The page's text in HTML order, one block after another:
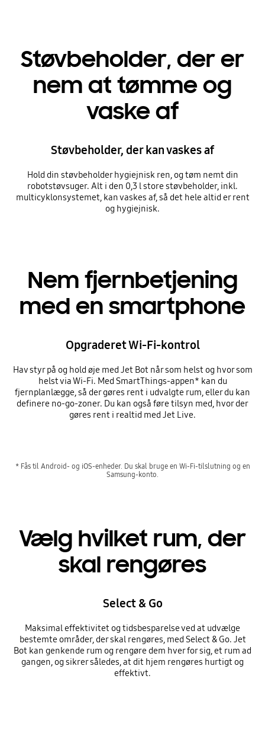
Støvbeholder, der er
nem at tømme og
vaske af
Støvbeholder, der kan vaskes af
Hold din støvbeholder hygiejnisk ren, og tøm nemt din
robotstøvsuger. Alt i den 0,3 l store støvbeholder, inkl.
multicyklonsystemet, kan vaskes af, så det hele altid er rent
og hygiejnisk.
Nem fjernbetjening
med en smartphone
Opgraderet Wi-Fi-kontrol
Hav styr på og hold øje med Jet Bot når som helst og hvor som
helst via Wi-Fi. Med SmartThings-appen* kan du
fjernplanlægge, så der gøres rent i udvalgte rum, eller du kan
definere no-go-zoner. Du kan også føre tilsyn med, hvor der
gøres rent i realtid med Jet Live.
* Fås til Android- og iOS-enheder. Du skal bruge en Wi-Fi-tilslutning og en
Samsung-konto.
Vælg hvilket rum, der
skal rengøres
Select & Go
Maksimal effektivitet og tidsbesparelse ved at udvælge
bestemte områder, der skal rengøres, med Select & Go. Jet
Bot kan genkende rum og rengøre dem hver for sig, et rum ad
gangen, og sikrer således, at dit hjem rengøres hurtigt og
effektivt.